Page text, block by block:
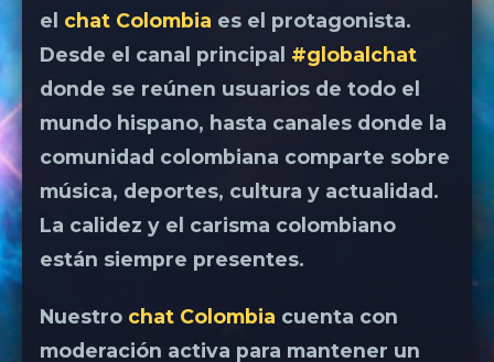
el chat Colombia es el protagonista.
Desde el canal principal #globalchat
donde se reúnen usuarios de todo el
mundo hispano, hasta canales donde la
comunidad colombiana comparte sobre
música, deportes, cultura y actualidad.
La calidez y el carisma colombiano
están siempre presentes.
Nuestro chat Colombia cuenta con
moderación activa para mantener un